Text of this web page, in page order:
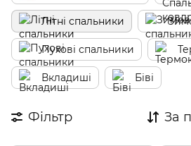
Літні спальники
Пухові спальники
Вкладиші Біві
Фільтр За